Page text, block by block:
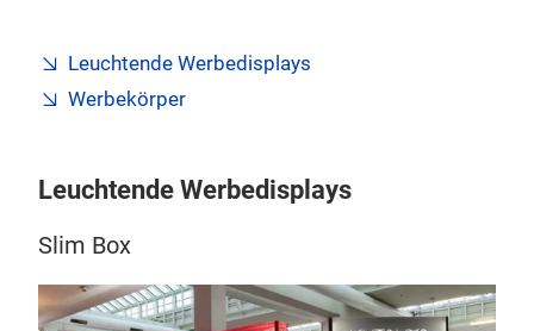
Leuchtende Werbedisplays
Werbekörper
Leuchtende Werbedisplays
Slim Box